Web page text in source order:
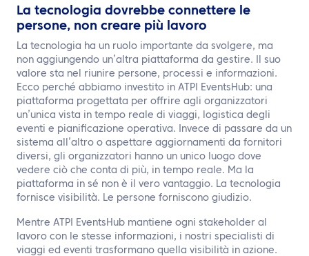
La tecnologia dovrebbe connettere le
persone, non creare più lavoro
La tecnologia ha un ruolo importante da svolgere, ma
non aggiungendo un’altra piattaforma da gestire. Il suo
valore sta nel riunire persone, processi e informazioni.
Ecco perché abbiamo investito in ATPI EventsHub: una
piattaforma progettata per offrire agli organizzatori
un’unica vista in tempo reale di viaggi, logistica degli
eventi e pianificazione operativa. Invece di passare da un
sistema all’altro o aspettare aggiornamenti da fornitori
diversi, gli organizzatori hanno un unico luogo dove
vedere ciò che conta di più, in tempo reale. Ma la
piattaforma in sé non è il vero vantaggio. La tecnologia
fornisce visibilità. Le persone forniscono giudizio.
Mentre ATPI EventsHub mantiene ogni stakeholder al
lavoro con le stesse informazioni, i nostri specialisti di
viaggi ed eventi trasformano quella visibilità in azione.